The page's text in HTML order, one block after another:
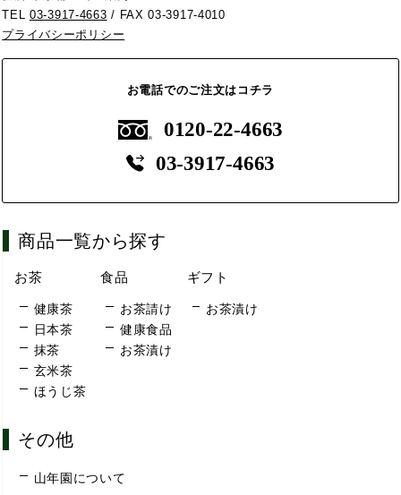
TEL03-3917-4663 / FAX 03-3917-4010
プライバシーポリシー
お電話でのご注文はコチラ
0120-22-4663
03-3917-4663
商品一覧から探す
お茶
健康茶
日本茶
抹茶
玄米茶
ほうじ茶
食品
お茶請け
健康食品
お茶漬け
ギフト
お茶漬け
その他
山年園について